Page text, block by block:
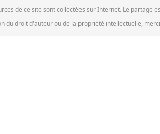
de ce site sont collectées sur Internet. Le partage
du droit d'auteur ou de la propriété intellectuelle,